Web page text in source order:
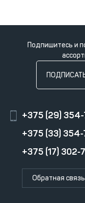
Подпишитесь и
+375 (29)
+375 (33)
+375 (17) 302-
Обратная связь